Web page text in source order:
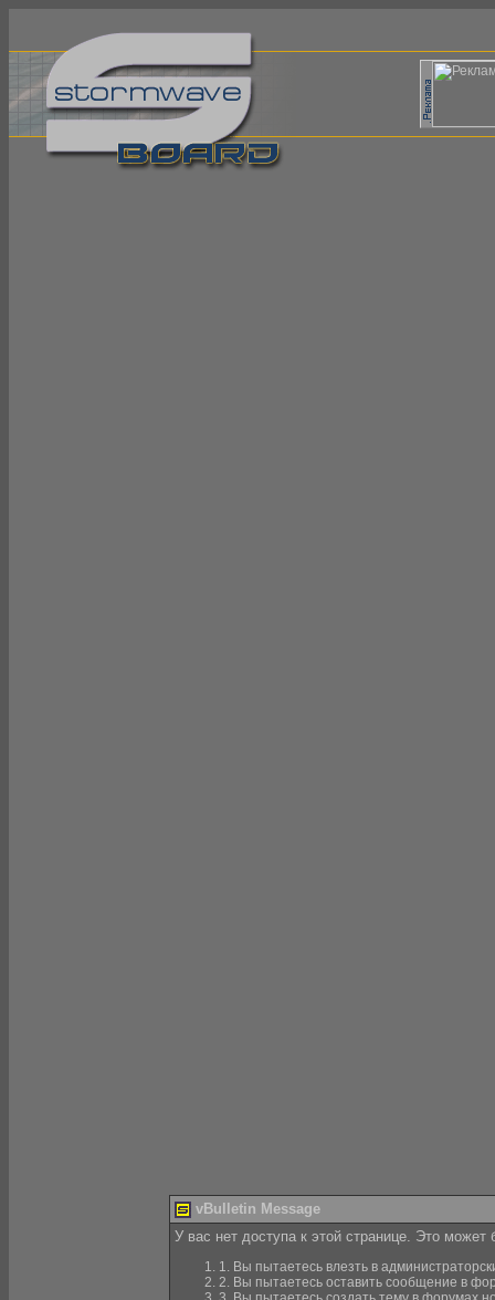
vBulletin Message
У вас нет доступа к этой странице. Это
1. Вы пытаетесь влезть в
2. Вы пытаетесь оставить сообщение в